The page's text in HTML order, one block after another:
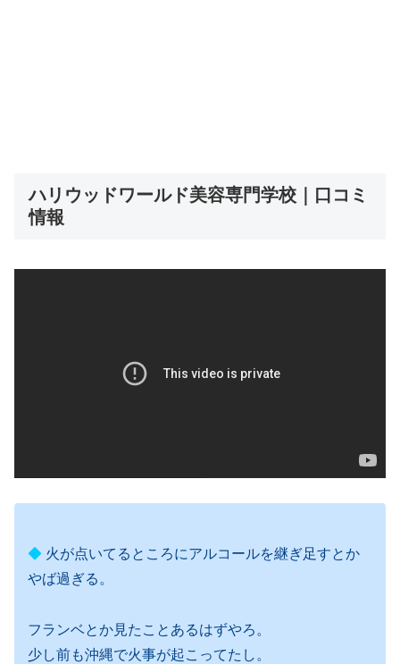
ハリウッドワールド美容専門学校｜口コミ
情報
◆ 火が点いてるところにアルコールを継ぎ足すとか
やば過ぎる。
フランベとか見たことあるはずやろ。
少し前も沖縄で火事が起こってたし。